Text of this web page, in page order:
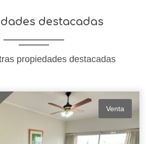
destacadas
propiedades destacadas
Venta